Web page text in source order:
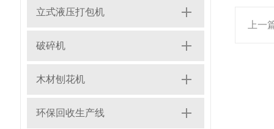
立式液压打包机
破碎机
木材刨花机
环保回收生产线
上一